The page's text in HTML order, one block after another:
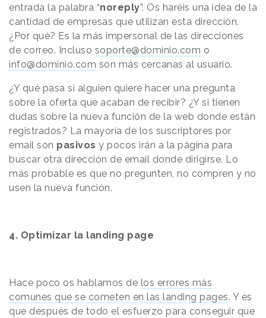
entrada la palabra “noreply”. Os haréis una idea de la
cantidad de empresas que utilizan esta dirección.
¿Por qué? Es la más impersonal de las direcciones
de correo. Incluso soporte@dominio.com o
info@dominio.com son más cercanas al usuario.
¿Y qué pasa si alguien quiere hacer una pregunta
sobre la oferta que acaban de recibir? ¿Y si tienen
dudas sobre la nueva función de la web donde están
registrados? La mayoría de los suscriptores por
email son pasivos y pocos irán a la página para
buscar otra dirección de email donde dirigirse. Lo
más probable es que no pregunten, no compren y no
usen la nueva función.
4. Optimizar la landing page
Hace poco os hablamos de los errores más
comunes que se cometen en las landing pages. Y es
que después de todo el esfuerzo para conseguir que